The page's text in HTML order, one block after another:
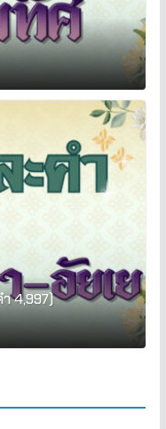
4,997)